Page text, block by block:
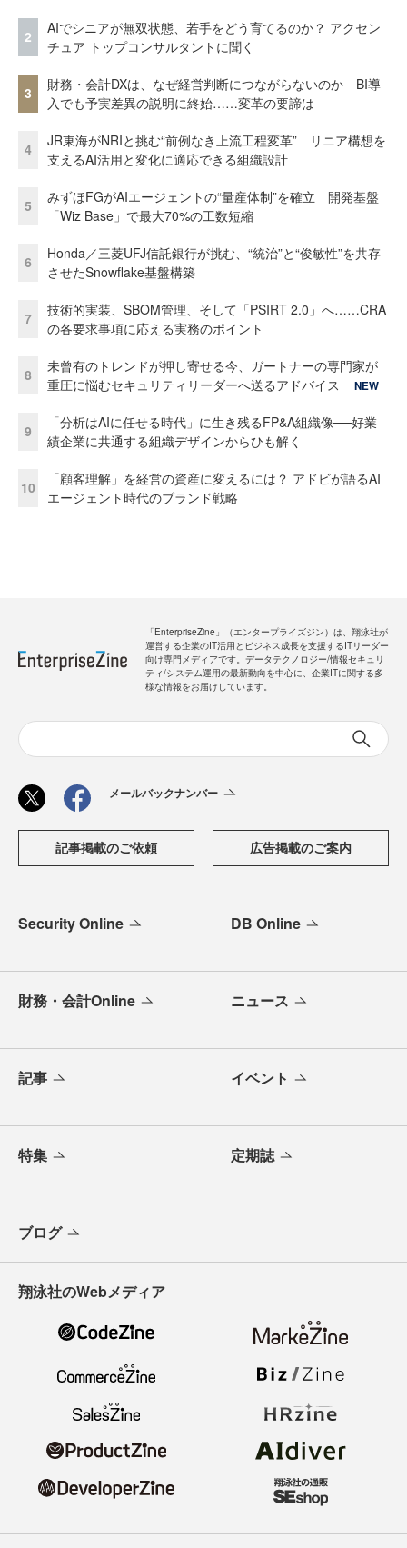
2
AIでシニアが無双状態、若手をどう育てるのか？ アクセン
チュア トップコンサルタントに聞く
3
財務・会計DXは、なぜ経営判断につながらないのか BI導
入でも予実差異の説明に終始……変革の要諦は
4
JR東海がNRIと挑む“前例なき上流工程変革” リニア構想を
支えるAI活用と変化に適応できる組織設計
5
みずほFGがAIエージェントの“量産体制”を確立 開発基盤
「Wiz Base」で最大70%の工数短縮
6
Honda／三菱UFJ信託銀行が挑む、“統治”と“俊敏性”を共存
させたSnowflake基盤構築
7
技術的実装、SBOM管理、そして「PSIRT 2.0」へ……CRA
の各要求事項に応える実務のポイント
8
未曾有のトレンドが押し寄せる今、ガートナーの専門家が
重圧に悩むセキュリティリーダーへ送るアドバイス
NEW
9
「分析はAIに任せる時代」に生き残るFP&A組織像──好業
績企業に共通する組織デザインからひも解く
10
「顧客理解」を経営の資産に変えるには？ アドビが語るAI
エージェント時代のブランド戦略
「EnterpriseZine」（エンタープライズジン）は、翔泳社が
運営する企業のIT活用とビジネス成長を支援するITリーダー
向け専門メディアです。データテクノロジー/情報セキュリ
ティ/システム運用の最新動向を中心に、企業ITに関する多
様な情報をお届けしています。
メールバックナンバー
記事掲載のご依頼 広告掲載のご案内
Security Online DB Online
財務・会計Online ニュース
記事 イベント
特集 定期誌
ブログ
翔泳社のWebメディア